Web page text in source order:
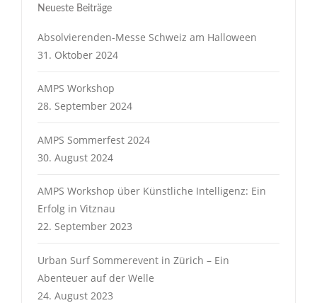
Neueste Beiträge
Absolvierenden-Messe Schweiz am Halloween
31. Oktober 2024
AMPS Workshop
28. September 2024
AMPS Sommerfest 2024
30. August 2024
AMPS Workshop über Künstliche Intelligenz: Ein
Erfolg in Vitznau
22. September 2023
Urban Surf Sommerevent in Zürich – Ein
Abenteuer auf der Welle
24. August 2023